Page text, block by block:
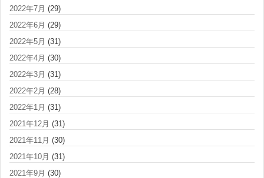
2022年7月 (29)
2022年6月 (29)
2022年5月 (31)
2022年4月 (30)
2022年3月 (31)
2022年2月 (28)
2022年1月 (31)
2021年12月 (31)
2021年11月 (30)
2021年10月 (31)
2021年9月 (30)